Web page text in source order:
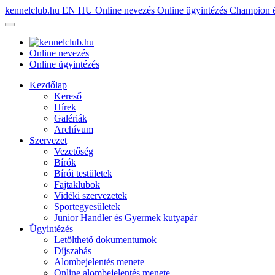
kennelclub.hu EN HU Online nevezés Online ügyintézés Champion
Online nevezés
Online ügyintézés
Kezdőlap
Kereső
Hírek
Galériák
Archívum
Szervezet
Vezetőség
Bírók
Bírói testületek
Fajtaklubok
Vidéki szervezetek
Sportegyesületek
Junior Handler és Gyermek kutyapár
Ügyintézés
Letölthető dokumentumok
Díjszabás
Alombejelentés menete
Online alombejelentés menete